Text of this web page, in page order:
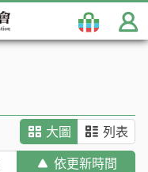
依更新時間
大圖 列表